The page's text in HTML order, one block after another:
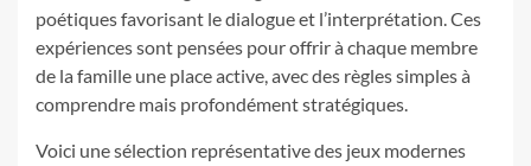
poétiques favorisant le dialogue et l’interprétation. Ces
expériences sont pensées pour offrir à chaque membre
de la famille une place active, avec des règles simples à
comprendre mais profondément stratégiques.
Voici une sélection représentative des jeux modernes